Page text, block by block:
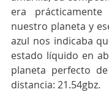
era
nuestro planeta y
azul nos indicaba
estado líquido en
planeta perfecto
distancia: 21.54gbz.